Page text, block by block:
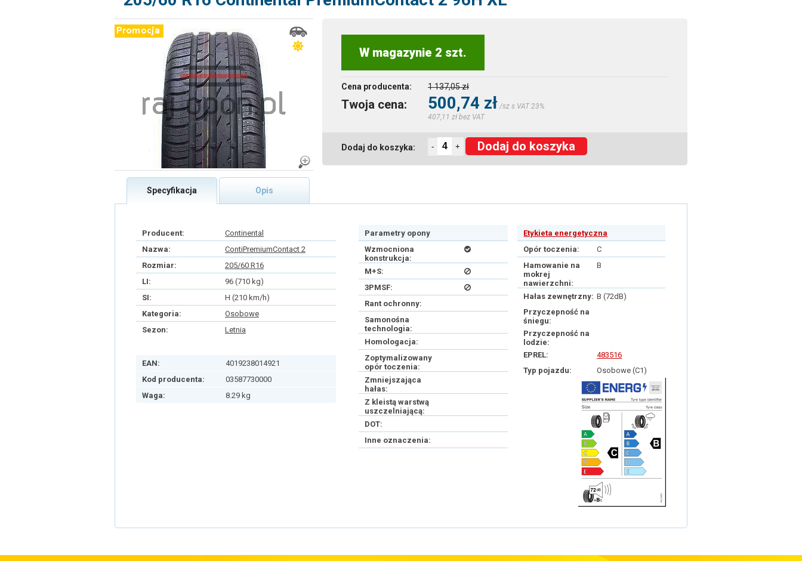
W magazynie 2 szt.
Cena producenta: 1 137,05 zł
Twoja cena: 500,74 zł /sz s VAT 23%
407,11 zł bez VAT
Dodaj do koszyka: - + Dodaj do koszyka
Specyfikacja Opis
Producent:
Continental
Nazwa:
ContiPremiumContact 2
Rozmiar:
205/60 R16
LI:
96 (710 kg)
SI:
H (210 km/h)
Kategoria:
Osobowe
Sezon:
Letnia
EAN:
4019238014921
Kod producenta:
03587730000
Waga:
8.29 kg
Parametry opony
Wzmocniona
konstrukcja:
M+S:
3PMSF:
Rant ochronny:
Samonośna
technologia:
Homologacja:
Zoptymalizowany
opór toczenia:
Zmniejszająca
hałas:
Z kleistą warstwą
uszczelniającą:
DOT:
Inne oznaczenia:
Etykieta energetyczna
Opór toczenia:
C
Hamowanie na
mokrej
nawierzchni:
B
Hałas zewnętrzny: B (72dB)
Przyczepność na
śniegu:
Przyczepność na
lodzie:
EPREL:
483516
Typ pojazdu:
Osobowe (C1)